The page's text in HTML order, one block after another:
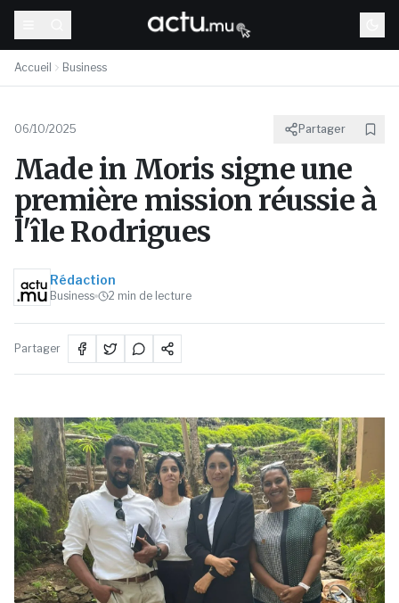
Accueil Business
06/10/2025 Partager
Made in Moris signe une
première mission réussie à
l'île Rodrigues
Rédaction
Business 2 min de lecture
Partager